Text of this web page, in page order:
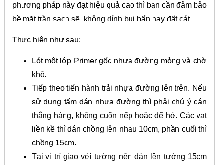
phương pháp này đạt hiệu quả cao thì bạn cần đảm bảo
bề mặt trần sạch sẽ, không dính bụi bẩn hay đất cát.
Thực hiện như sau:
Lót một lớp Primer gốc nhựa đường mỏng và chờ
khô.
Tiếp theo tiến hành trải nhựa đường lên trên. Nếu
sử dụng tấm dán nhựa đường thì phải chú ý dán
thẳng hàng, không cuốn nếp hoặc để hở. Các vạt
liền kề thì dán chồng lên nhau 10cm, phần cuối thì
chồng 15cm.
Tại vị trí giao với tường nên dán lên tường 15cm